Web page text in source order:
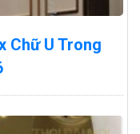
Chữ U Trong